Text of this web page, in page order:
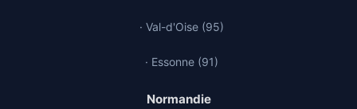
· Val-d'Oise (95)
· Essonne (91)
Normandie